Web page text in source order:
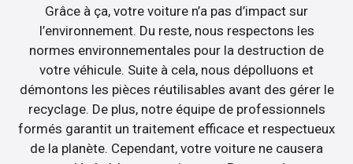
Grâce à ça, votre voiture n’a pas d’impact sur
l’environnement. Du reste, nous respectons les
normes environnementales pour la destruction de
votre véhicule. Suite à cela, nous dépolluons et
démontons les pièces réutilisables avant des gérer le
recyclage. De plus, notre équipe de professionnels
formés garantit un traitement efficace et respectueux
de la planète. Cependant, votre voiture ne causera